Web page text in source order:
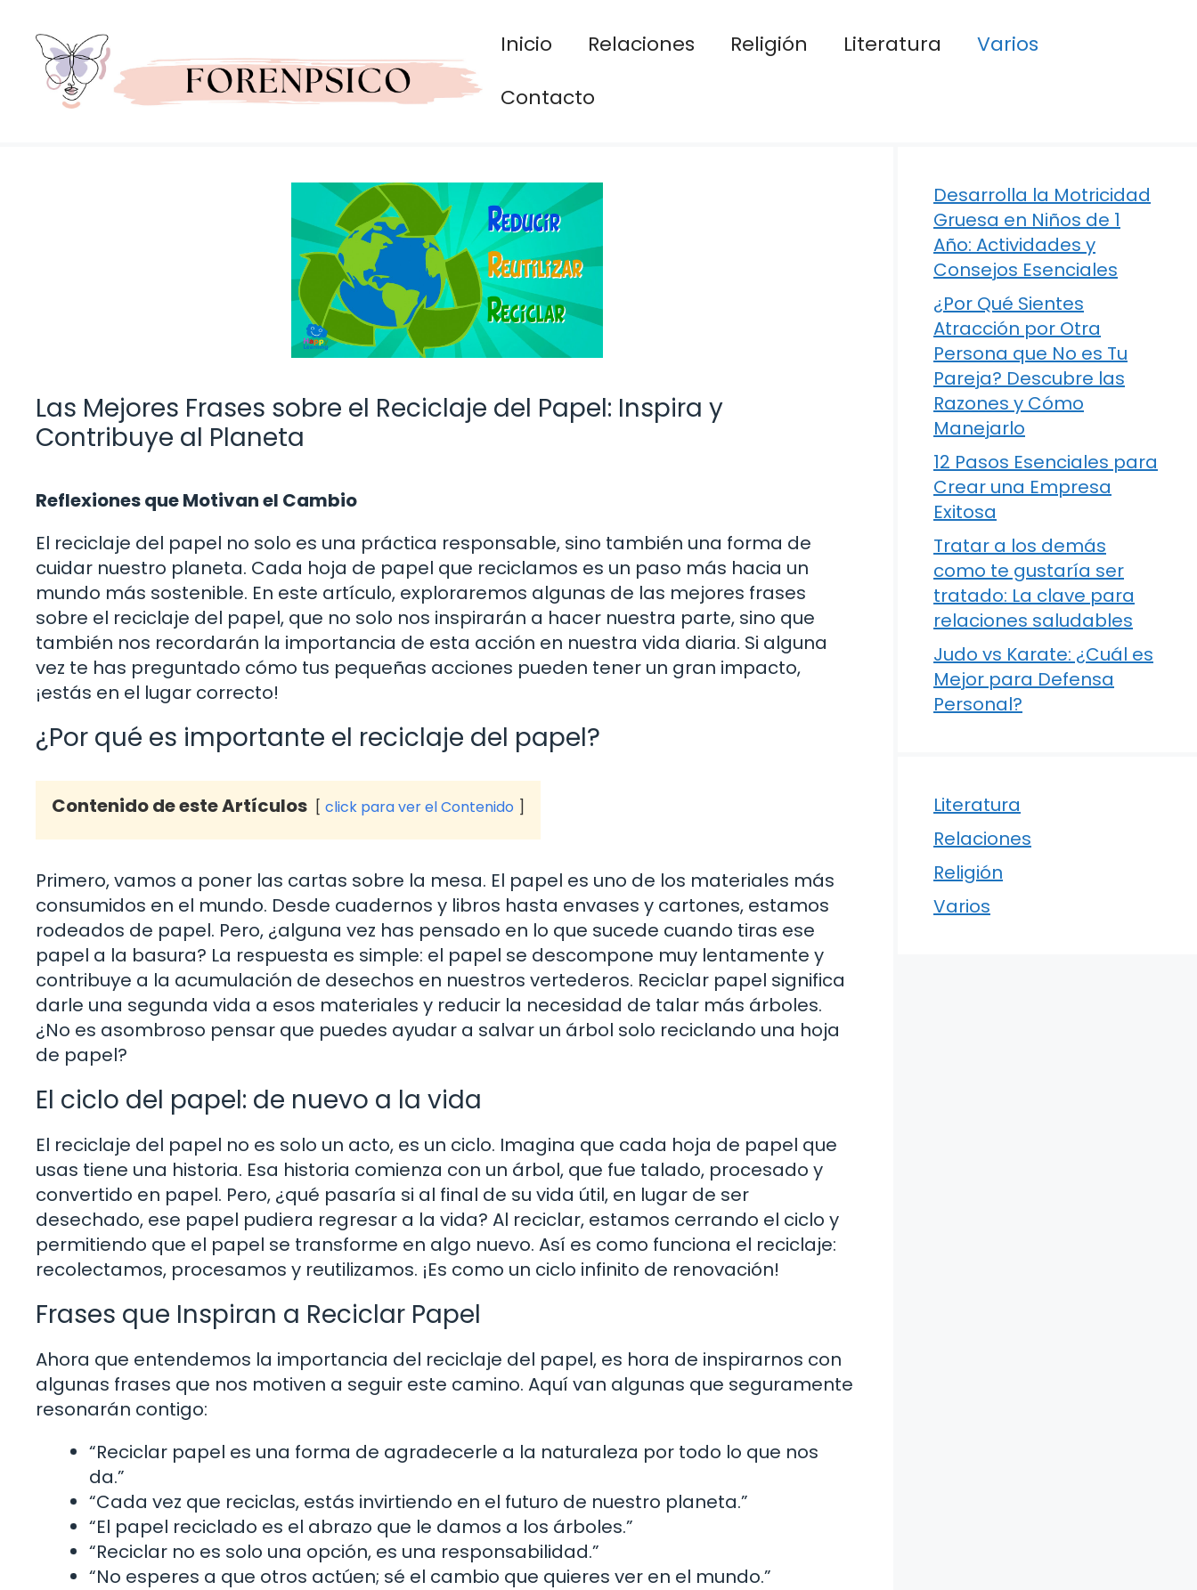
contenido
Inicio Relaciones Religión Literatura
Varios
Contacto
Las Mejores Frases sobre el Reciclaje del Papel: Inspira y
Contribuye al Planeta
Reflexiones que Motivan el Cambio
El reciclaje del papel no solo es una práctica responsable, sino también una forma de
cuidar nuestro planeta. Cada hoja de papel que reciclamos es un paso más hacia un
mundo más sostenible. En este artículo, exploraremos algunas de las mejores frases
sobre el reciclaje del papel, que no solo nos inspirarán a hacer nuestra parte, sino que
también nos recordarán la importancia de esta acción en nuestra vida diaria. Si alguna
vez te has preguntado cómo tus pequeñas acciones pueden tener un gran impacto,
¡estás en el lugar correcto!
¿Por qué es importante el reciclaje del papel?
Contenido de este Artículos click para ver el Contenido
Primero, vamos a poner las cartas sobre la mesa. El papel es uno de los materiales más
consumidos en el mundo. Desde cuadernos y libros hasta envases y cartones, estamos
rodeados de papel. Pero, ¿alguna vez has pensado en lo que sucede cuando tiras ese
papel a la basura? La respuesta es simple: el papel se descompone muy lentamente y
contribuye a la acumulación de desechos en nuestros vertederos. Reciclar papel significa
darle una segunda vida a esos materiales y reducir la necesidad de talar más árboles.
¿No es asombroso pensar que puedes ayudar a salvar un árbol solo reciclando una hoja
de papel?
El ciclo del papel: de nuevo a la vida
El reciclaje del papel no es solo un acto, es un ciclo. Imagina que cada hoja de papel que
usas tiene una historia. Esa historia comienza con un árbol, que fue talado, procesado y
convertido en papel. Pero, ¿qué pasaría si al final de su vida útil, en lugar de ser
desechado, ese papel pudiera regresar a la vida? Al reciclar, estamos cerrando el ciclo y
permitiendo que el papel se transforme en algo nuevo. Así es como funciona el reciclaje:
recolectamos, procesamos y reutilizamos. ¡Es como un ciclo infinito de renovación!
Frases que Inspiran a Reciclar Papel
Ahora que entendemos la importancia del reciclaje del papel, es hora de inspirarnos con
algunas frases que nos motiven a seguir este camino. Aquí van algunas que seguramente
resonarán contigo:
“Reciclar papel es una forma de agradecerle a la naturaleza por todo lo que nos
da.”
“Cada vez que reciclas, estás invirtiendo en el futuro de nuestro planeta.”
“El papel reciclado es el abrazo que le damos a los árboles.”
“Reciclar no es solo una opción, es una responsabilidad.”
“No esperes a que otros actúen; sé el cambio que quieres ver en el mundo.”
Desarrolla la Motricidad
Gruesa en Niños de 1
Año: Actividades y
Consejos Esenciales
¿Por Qué Sientes
Atracción por Otra
Persona que No es Tu
Pareja? Descubre las
Razones y Cómo
Manejarlo
12 Pasos Esenciales para
Crear una Empresa
Exitosa
Tratar a los demás
como te gustaría ser
tratado: La clave para
relaciones saludables
Judo vs Karate: ¿Cuál es
Mejor para Defensa
Personal?
Literatura
Relaciones
Religión
Varios